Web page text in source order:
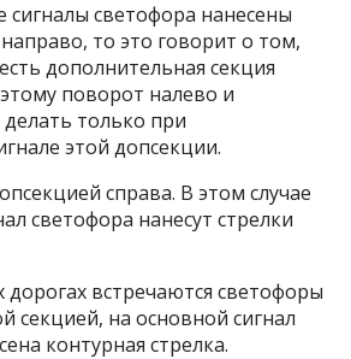
сигналы светофора нанесены
то это говорит о том,
дополнительная секция
поворот налево и
только при
этой допсекции.
справа. В этом случае
светофора нанесут стрелки
встречаются светофоры
секцией, на основной сигнал
контурная стрелка.